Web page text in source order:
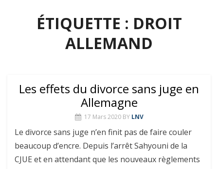
ÉTIQUETTE : DROIT
ALLEMAND
Les effets du divorce sans juge en
Allemagne
17 Mars 2020 BY LNV
Le divorce sans juge n’en finit pas de faire couler
beaucoup d’encre. Depuis l’arrêt Sahyouni de la
CJUE et en attendant que les nouveaux règlements